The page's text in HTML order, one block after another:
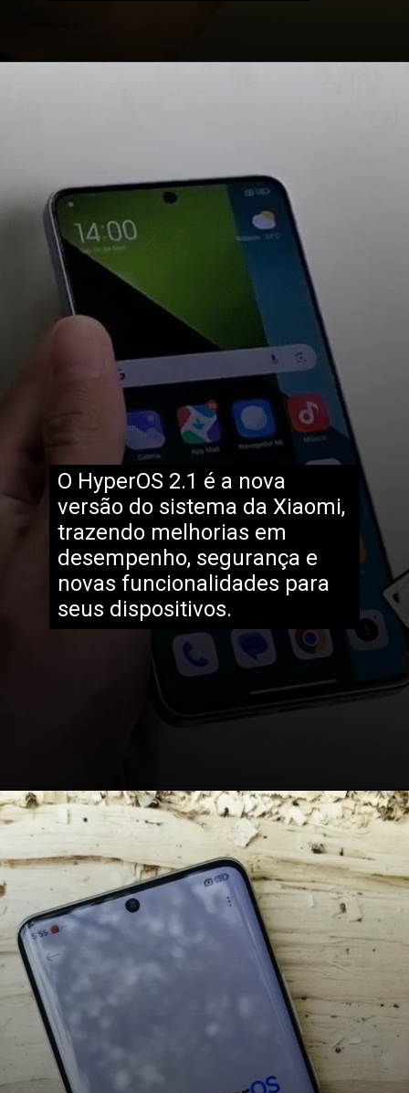
O HyperOS 2.1 é a nova
versão do sistema da Xiaomi,
trazendo melhorias em
desempenho, segurança e
novas funcionalidades para
seus dispositivos.
Opening https://tecnovassolution.com/atualizacoes-xiaomi-hyperos-2-1/